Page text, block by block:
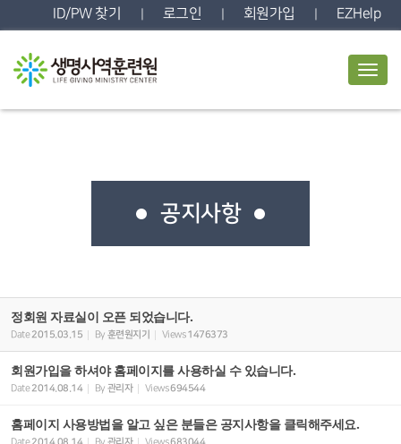
ID/PW 찾기 로그인 회원가입 EZHelp
T
o
g
n
공지사항
정회원 자료실이 오픈 되었습니다.
Date 2015.03.15 By 훈련원지기 Views 1476373
회원가입을 하셔야 홈페이지를 사용하실 수 있습니다.
Date2014.08.14 By 관리자 Views694544
홈페이지 사용방법을 알고 싶은 분들은 공지사항을 클릭해주세요.
Date2014.08.14 By 관리자 Views683044